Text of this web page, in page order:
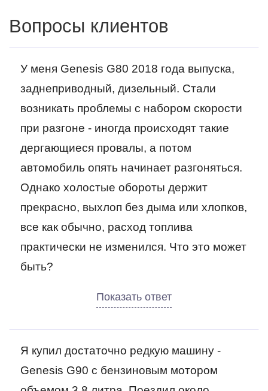
Вопросы клиентов
У меня Genesis G80 2018 года выпуска,
заднеприводный, дизельный. Стали
возникать проблемы с набором скорости
при разгоне - иногда происходят такие
дергающиеся провалы, а потом
автомобиль опять начинает разгоняться.
Однако холостые обороты держит
прекрасно, выхлоп без дыма или хлопков,
все как обычно, расход топлива
практически не изменился. Что это может
быть?
Я купил достаточно редкую машину -
Genesis G90 с бензиновым мотором